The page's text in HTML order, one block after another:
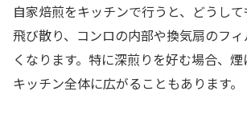
自家焙煎をキッチンで行うと、どうし
飛び散り、コンロの内部や換気扇のフ
くなります。特に深煎りを好む場合、
キッチン全体に広がることもあります。